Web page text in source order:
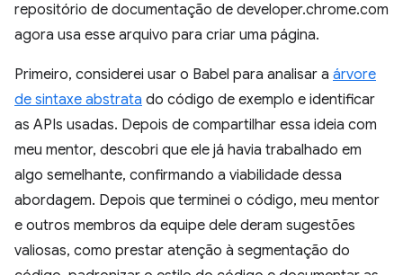
repositório de documentação de developer.chrome.com
agora usa esse arquivo para criar uma página.
Primeiro, considerei usar o Babel para analisar a árvore
de sintaxe abstrata do código de exemplo e identificar
as APIs usadas. Depois de compartilhar essa ideia com
meu mentor, descobri que ele já havia trabalhado em
algo semelhante, confirmando a viabilidade dessa
abordagem. Depois que terminei o código, meu mentor
e outros membros da equipe dele deram sugestões
valiosas, como prestar atenção à segmentação do